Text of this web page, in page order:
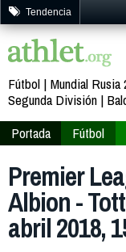
Tendencia
Fútbol Mundial Rusia
Segunda División
Portada
Fútbol
Premier
Albion -
abril 2018,